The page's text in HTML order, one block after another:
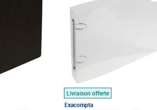
Livraison offerte
Exacompta